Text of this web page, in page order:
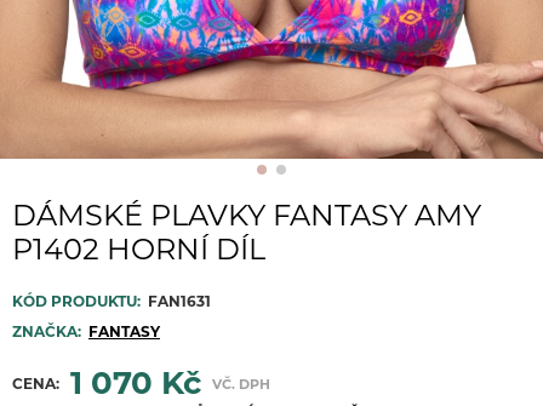
DÁMSKÉ PLAVKY FANTASY AMY
P1402 HORNÍ DÍL
KÓD PRODUKTU: FAN1631
ZNAČKA: FANTASY
CENA: 1 070 Kč VČ. DPH